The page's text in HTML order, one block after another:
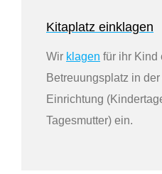
Kitaplatz einklagen
Wir klagen für ihr Kind
Betreuungsplatz in
Einrichtung
Tagesmutter) ein.